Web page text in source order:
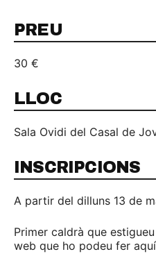
PREU
30 €
LLOC
Sala Ovidi del Casal de
INSCRIPCIONS
A partir del dilluns 13 de
Primer caldrà que
web que ho podeu fer